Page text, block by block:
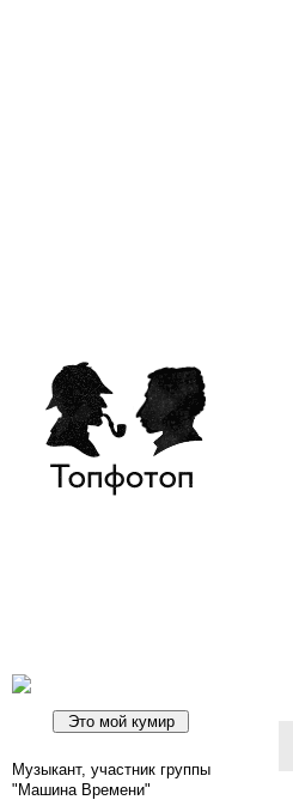
Музыкант, участник группы
"Машина Времени"